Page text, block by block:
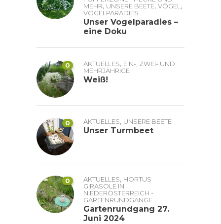
MEHR, UNSERE BEETE, VÖGEL ,
VOGELPARADIES
Unser Vogelparadies –
eine Doku
0 AKTUELLES, EIN-, ZWEI- UND
MEHRJÄHRIGE
Weiß!
0 AKTUELLES, UNSERE BEETE
Unser Turmbeet
0 AKTUELLES, HORTUS
GIRASOLE IN
NIEDERÖSTERREICH -
GARTENRUNDGÄNGE
Gartenrundgang 27.
Juni 2024